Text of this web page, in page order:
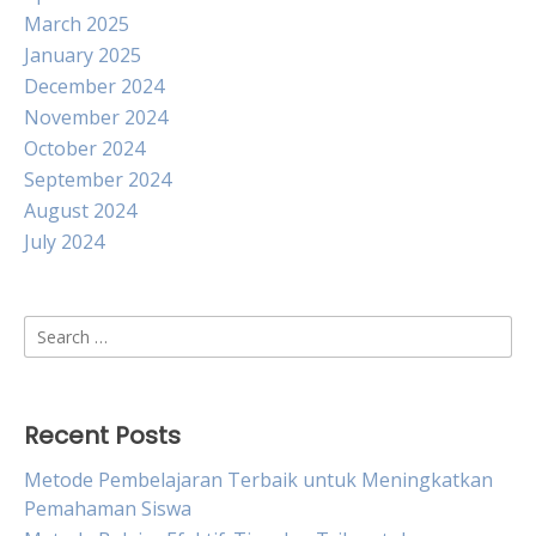
March 2025
January 2025
December 2024
November 2024
October 2024
September 2024
August 2024
July 2024
Search
for:
Recent Posts
Metode Pembelajaran Terbaik untuk Meningkatkan
Pemahaman Siswa